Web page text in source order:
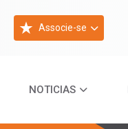
Associe-se
NOTICIAS